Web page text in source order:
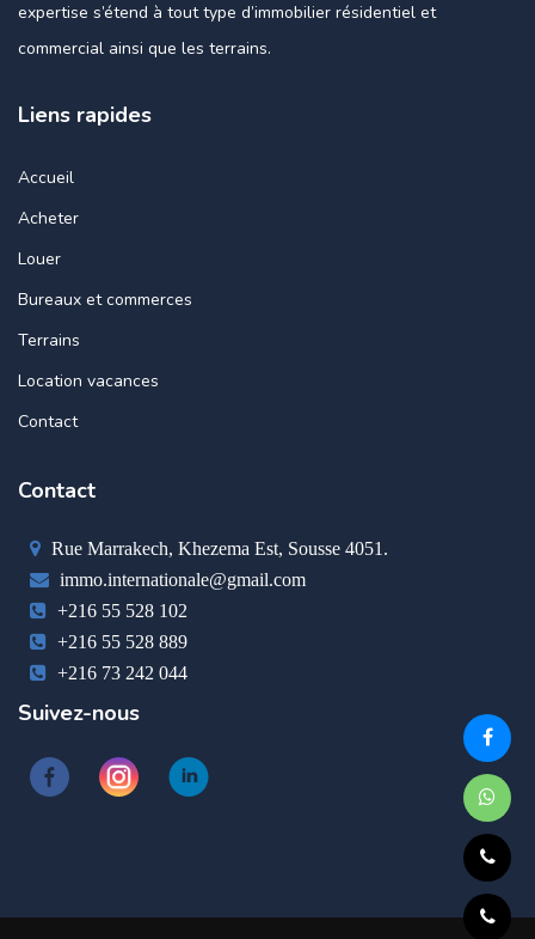
expertise s’étend à tout type d’immobilier résidentiel et
commercial ainsi que les terrains.
Liens rapides
Accueil
Acheter
Louer
Bureaux et commerces
Terrains
Location vacances
Contact
Contact
Rue Marrakech, Khezema Est, Sousse 4051.
immo.internationale@gmail.com
+216 55 528 102
+216 55 528 889
+216 73 242 044
Suivez-nous